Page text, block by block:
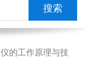
的工作原理与技